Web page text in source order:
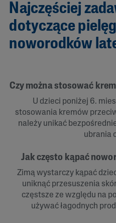
Najczęściej
dotyczące
noworodków
Czy można stosować
U dzieci poniżej 6.
stosowania kremów
należy unikać
ubrania
Jak często kąpać
Zimą wystarczy kąpać
uniknąć przesuszenia
częstsze ze względu na
używać łagodnych